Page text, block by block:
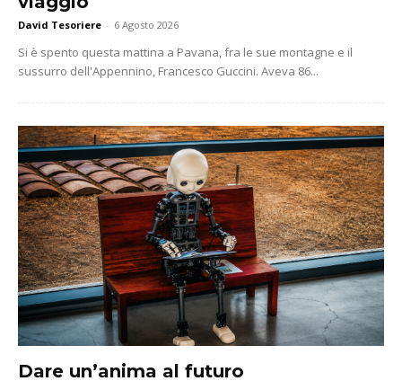
David Tesoriere - 6 Agosto 2026
Si è spento questa mattina a Pavana, fra le sue montagne e il
sussurro dell'Appennino, Francesco Guccini. Aveva 86...
Dare un’anima al futuro